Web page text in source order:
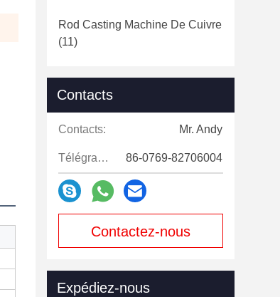
Rod Casting Machine De Cuivre
(11)
Contacts
Contacts: Mr. Andy
Télégramme: 86-0769-82706004
Contactez-nous
Expédiez-nous